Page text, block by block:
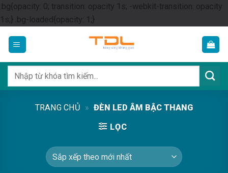
.bg{opacity: 0; transition: opacity 1s; -webkit-transition: opacity
1s;} .bg-loaded{opacity: 1;}Skip
content
kiếm:
TRANG CHỦ » ĐÈN LED ÂM BẬC THANG
LỌC